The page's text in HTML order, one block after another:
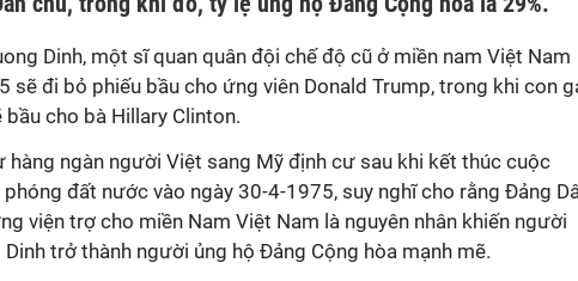
Dinh, một sĩ quan quân đội chế độ cũ ở miền nam Việt Nam
sẽ đi bỏ phiếu bầu cho ứng viên Donald Trump, trong khi con
cho bà Hillary Clinton.
hàng ngàn người Việt sang Mỹ định cư sau khi kết thúc cuộc
đất nước vào ngày 30-4-1975, suy nghĩ cho rằng Đảng
viện trợ cho miền Nam Việt Nam là nguyên nhân khiến người
trở thành người ủng hộ Đảng Cộng hòa mạnh mẽ.